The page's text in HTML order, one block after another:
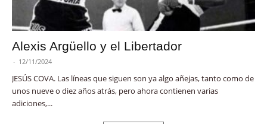
Alexis Argüello y el Libertador
- 12/11/2024
JESÚS COVA. Las líneas que siguen son ya algo añejas, tanto como de
unos nueve o diez años atrás, pero ahora contienen varias
adiciones,...